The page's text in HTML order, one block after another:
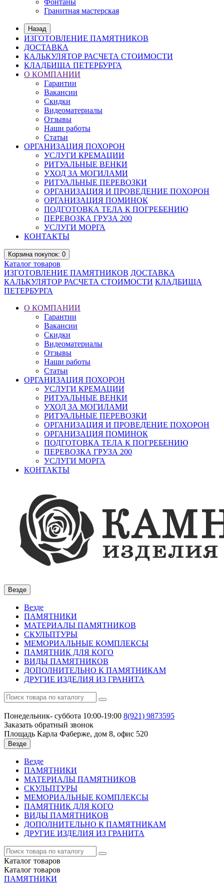
Фонтаны
Гранитная мастерская
Назад
ИЗГОТОВЛЕНИЕ ПАМЯТНИКОВ
ДОСТАВКА
КАЛЬКУЛЯТОР РАСЧЕТА СТОИМОСТИ
КЛАДБИЩА ПЕТЕРБУРГА
О КОМПАНИИ
Гарантии
Вакансии
Скидки
Видеоматериалы
Отзывы
Наши работы
Статьи
ОРГАНИЗАЦИЯ ПОХОРОН
УСЛУГИ КРЕМАЦИИ
РИТУАЛЬНЫЕ ВЕНКИ
УХОД ЗА МОГИЛАМИ
РИТУАЛЬНЫЕ ПЕРЕВОЗКИ
ОРГАНИЗАЦИЯ И ПРОВЕДЕНИЕ ПОХОРОН
ОРГАНИЗАЦИЯ ПОМИНОК
ПОДГОТОВКА ТЕЛА К ПОГРЕБЕНИЮ
ПЕРЕВОЗКА ГРУЗА 200
УСЛУГИ МОРГА
КОНТАКТЫ
Корзинапокупок: 0
Каталог товаров
ИЗГОТОВЛЕНИЕ ПАМЯТНИКОВ ДОСТАВКА
КАЛЬКУЛЯТОР РАСЧЕТА СТОИМОСТИ КЛАДБИЩА
ПЕТЕРБУРГА
О КОМПАНИИ
Гарантии
Вакансии
Скидки
Видеоматериалы
Отзывы
Наши работы
Статьи
ОРГАНИЗАЦИЯ ПОХОРОН
УСЛУГИ КРЕМАЦИИ
РИТУАЛЬНЫЕ ВЕНКИ
УХОД ЗА МОГИЛАМИ
РИТУАЛЬНЫЕ ПЕРЕВОЗКИ
ОРГАНИЗАЦИЯ И ПРОВЕДЕНИЕ ПОХОРОН
ОРГАНИЗАЦИЯ ПОМИНОК
ПОДГОТОВКА ТЕЛА К ПОГРЕБЕНИЮ
ПЕРЕВОЗКА ГРУЗА 200
УСЛУГИ МОРГА
КОНТАКТЫ
Везде
Везде
ПАМЯТНИКИ
МАТЕРИАЛЫ ПАМЯТНИКОВ
СКУЛЬПТУРЫ
МЕМОРИАЛЬНЫЕ КОМПЛЕКСЫ
ПАМЯТНИК ДЛЯ КОГО
ВИДЫ ПАМЯТНИКОВ
ДОПОЛНИТЕЛЬНО К ПАМЯТНИКАМ
ДРУГИЕ ИЗДЕЛИЯ ИЗ ГРАНИТА
Понедельник- суббота 10:00-19:00 8(921) 9873595
Заказать обратный звонок
Площадь Карла Фаберже, дом 8, офис 520
Везде
Везде
ПАМЯТНИКИ
МАТЕРИАЛЫ ПАМЯТНИКОВ
СКУЛЬПТУРЫ
МЕМОРИАЛЬНЫЕ КОМПЛЕКСЫ
ПАМЯТНИК ДЛЯ КОГО
ВИДЫ ПАМЯТНИКОВ
ДОПОЛНИТЕЛЬНО К ПАМЯТНИКАМ
ДРУГИЕ ИЗДЕЛИЯ ИЗ ГРАНИТА
Каталог товаров
Каталог товаров
ПАМЯТНИКИ